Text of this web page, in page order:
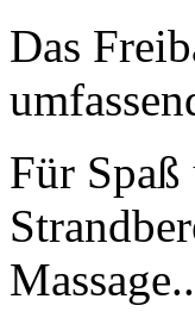
Das
Für